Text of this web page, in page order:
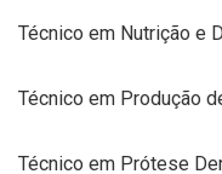
Técnico em Nutrição e
Técnico em Produção
Técnico em Prótese